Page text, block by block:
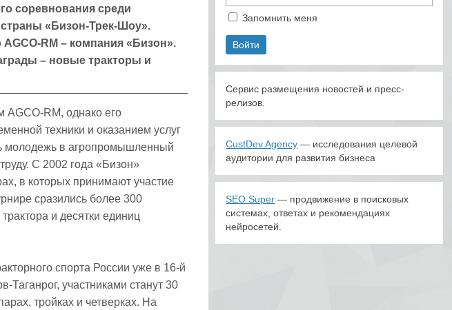
соревнования среди
«Бизон-Трек-Шоу».
RM – компания «Бизон».
– новые тракторы и
RM, однако его
техники и оказанием услуг
молодежь в агропромышленный
С 2002 года «Бизон»
в которых принимают участие
сразились более 300
и десятки единиц
спорта России уже в 16-й
Таганрог, участниками станут 30
тройках и четверках. На
Запомнить меня
Сервис размещения новостей и пресс-
релизов.
CustDev Agency — исследования целевой
аудитории для развития бизнеса
SEO Super — продвижение в поисковых
системах, ответах и рекомендациях
нейросетей.